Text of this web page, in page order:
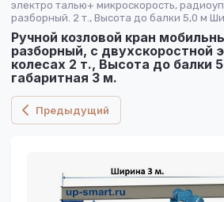
электро талью+ микроскорость,
разборный. 2 т., Высота до балки 5,0 м
Ручной козловой кран
разборный, с двухскоростной
колесах 2 т., Высота до балки
габаритная 3 м.
Предыдущий